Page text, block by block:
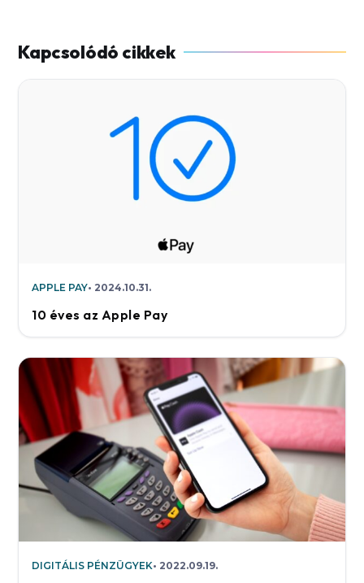
APPLE PAY 2024.10.31.
10 éves az Apple Pay
DIGITÁLIS PÉNZÜGYEK 2022.09.19.